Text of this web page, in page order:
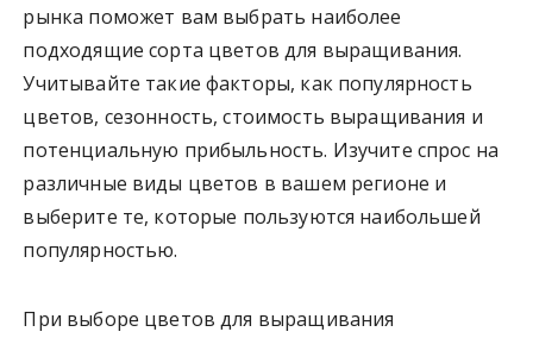
рынка поможет вам выбрать наиболее
подходящие сорта цветов для выращивания.
Учитывайте такие факторы, как популярность
цветов, сезонность, стоимость выращивания и
потенциальную прибыльность. Изучите спрос на
различные виды цветов в вашем регионе и
выберите те, которые пользуются наибольшей
популярностью.
При выборе цветов для выращивания